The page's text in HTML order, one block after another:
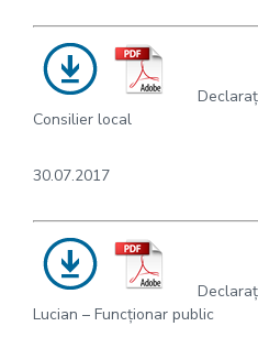
Consilier local
30.07.2017
Lucian – Funcționar public